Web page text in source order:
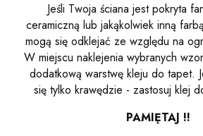
Jeśli Twoja ściana jest pokryta
ceramiczną lub jakąkolwiek inną
mogą się odklejać ze względu na
W miejscu naklejenia wybranych
dodatkową warstwę kleju do tapet.
się tylko krawędzie - zastosuj klej
PAMIĘTAJ !!